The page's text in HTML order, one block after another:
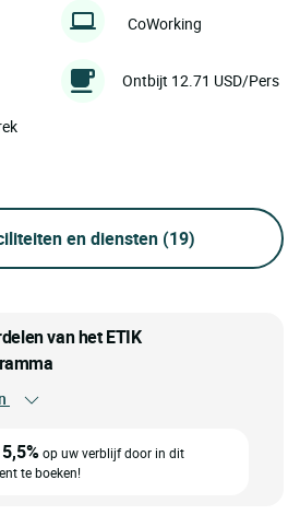
CoWorking
Ontbijt 12.71 USD/Pers
en diensten (19)
van het ETIK
5,5%op uw verblijf door in dit
te boeken!